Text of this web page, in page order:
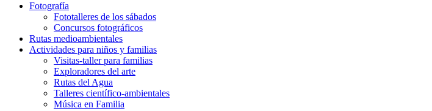
Fotografía
Fototalleres de los sábados
Concursos fotográficos
Rutas medioambientales
Actividades para niños y familias
Visitas-taller para familias
Exploradores del arte
Rutas del Agua
Talleres científico-ambientales
Música en Familia